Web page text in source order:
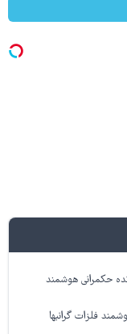
حکمرانی هوشمند
فلزات گرانبها